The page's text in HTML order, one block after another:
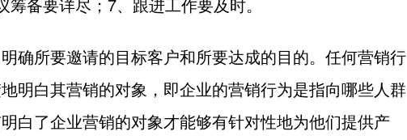
确所要邀请的目标客户和所要达成的目的。任何营销行
明白其营销的对象，即企业的营销行为是指向哪些人群
白了企业营销的对象才能够有针对性地为他们提供产